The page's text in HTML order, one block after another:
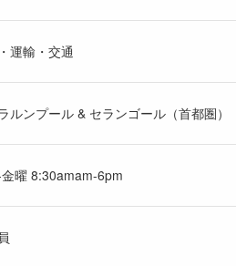
運輸・交通
ルンプール & セランゴール（首都圏）
曜 8:30amam-6pm